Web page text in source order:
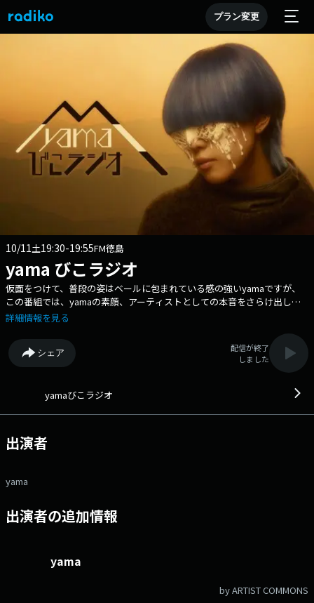
プラン変更
10/11土19:30-19:55FM徳島
yama びこラジオ
仮面をつけて、普段の姿はベールに包まれている感の強いyamaですが、
この番組では、yamaの素顔、アーティストとしての本音をさらけ出して
いきます！ 番組Webサイト：
https://form.audee.jp/yama/message
詳細情報を見る
シェア
配信が終了
しました
yamaびこラジオ
出演者
yama
出演者の追加情報
yama
by ARTIST COMMONS